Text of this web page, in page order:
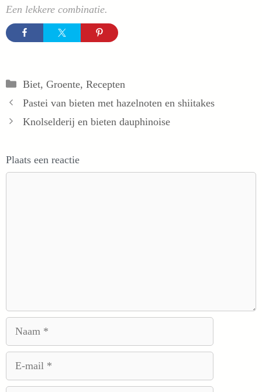
Een lekkere combinatie.
Categorieën
Biet, Groente, Recepten
Pastei van bieten met hazelnoten en shiitakes
Knolselderij en bieten dauphinoise
Plaats een reactie